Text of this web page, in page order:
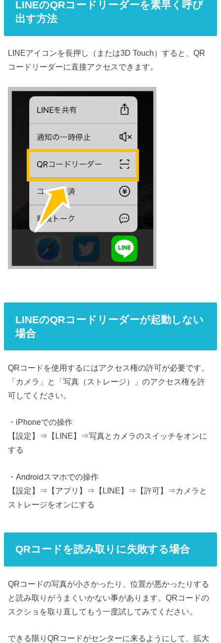
LINEのQRコードリーダーを素早く呼び
出す方法
LINEアイコンを長押し（または3D Touch）すると、QR
コードリーダーに直接アクセスできます。
LINEのQRコードリーダーが起動しない
場合
QRコードを使用するにはアクセス権の許可が必要です。
「カメラ」と「写真（ストレージ）」のアクセス権を許
可してください。
・iPhoneでの操作
【設定】⇒【LINE】⇒写真とカメラのスイッチをオンに
する
・Androidスマホでの操作
【設定】⇒【アプリ】⇒【LINE】⇒【許可】⇒カメラと
ストレージをオンにする
QRコードを読み取りに失敗する場合
QRコードの写真が小さかったり、位置が悪かったりする
と読み取りがうまくいかない事があります。QRコードの
スクショを取り直してもう一度試してみてください。
できる限りQRコードがセンターに来るようにして、拡大